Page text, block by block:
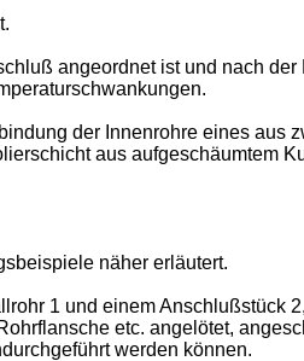
angeordnet ist und nach
der Innenrohre eines aus
aus aufgeschäumtem
näher erläutert.
1 und einem Anschlußstück
etc. angelötet,
werden können.